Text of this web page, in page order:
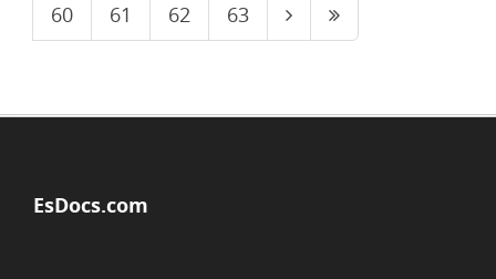
60
61 62 63
EsDocs.com